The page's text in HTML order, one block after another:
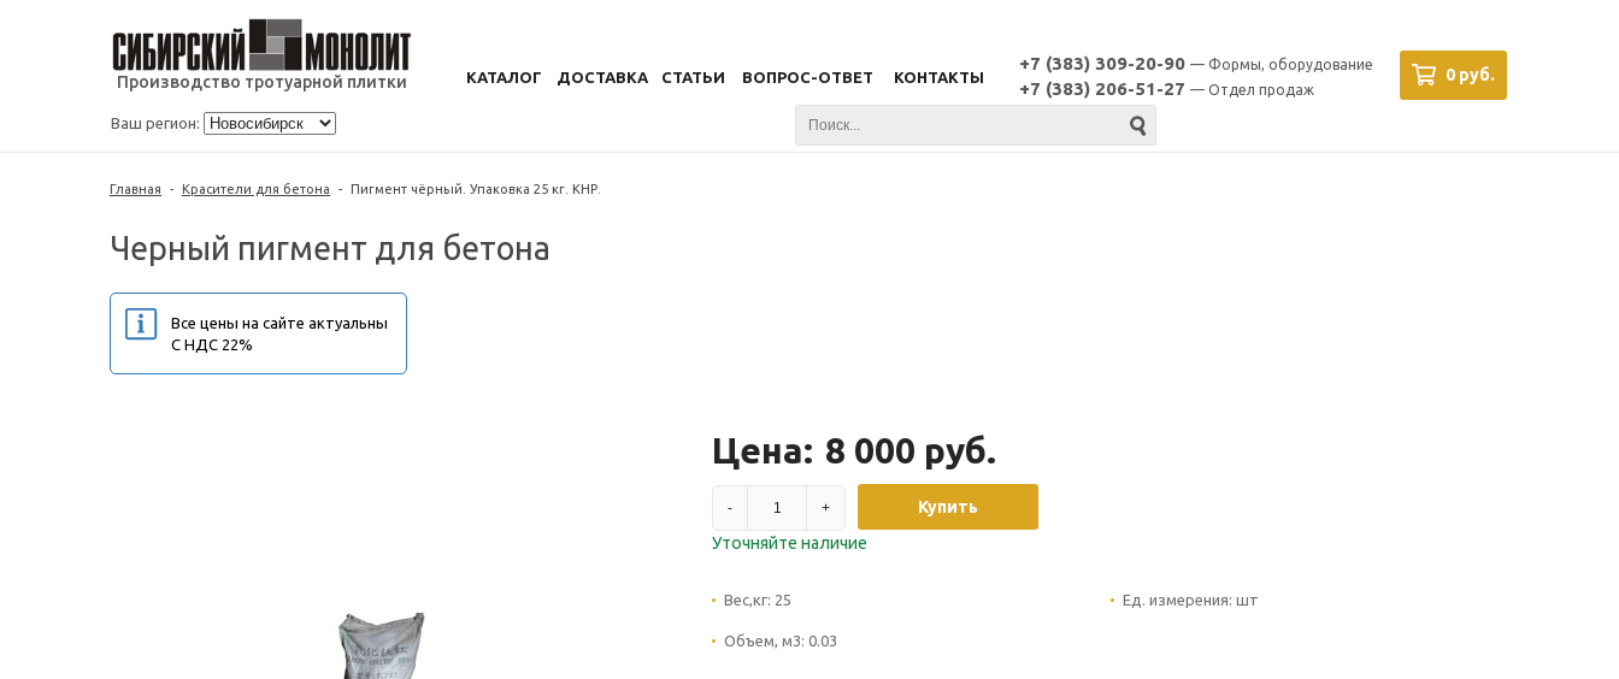
Производство тротуарной плитки
Ваш регион:
КАТАЛОГ ДОСТАВКА СТАТЬИ ВОПРОС-ОТВЕТ КОНТАКТЫ
+7 (383) 309-20-90 — Формы, оборудование
+7 (383) 206-51-27 — Отдел продаж
0 руб.
Главная - Красители для бетона - Пигмент чёрный. Упаковка 25 кг. КНР.
Черный пигмент для бетона
Все цены на сайте актуальны
С НДС 22%
Цена: 8 000 руб.
- +
Купить
Уточняйте наличие
Вес,кг: 25 Ед. измерения: шт
Объем, м3: 0.03